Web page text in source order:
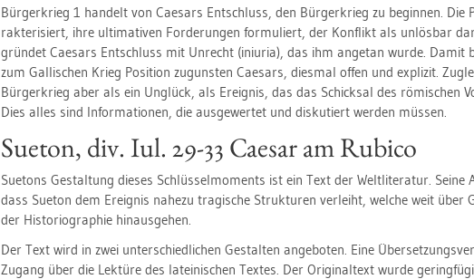
Bür­ger­krieg 1 han­delt von Cae­sars Ent­schluss, den Bür­ger­krieg zu be­gin­nen. Die
rak­te­ri­siert, ihre ul­ti­ma­ti­ven For­de­run­gen for­mu­liert, der Kon­flikt als un­lös­bar
grün­det Cae­sars Ent­schluss mit Un­recht (ini­uria), das ihm an­ge­tan wurde. Damit
zum Gal­li­schen Krieg Po­si­ti­on zu­guns­ten Cae­sars, dies­mal offen und ex­pli­zit.
Bür­ger­krieg aber als ein Un­glück, als Er­eig­nis, das das Schick­sal des rö­mi­schen
Dies alles sind In­for­ma­tio­nen, die aus­ge­wer­tet und dis­ku­tiert wer­den müs­sen.
Sue­ton, div. Iul. 29-33 Cae­sar am Ru­bi­co
Sue­tons Ge­stal­tung die­ses Schlüs­sel­mo­ments ist ein Text der Welt­li­te­ra­tur. Seine
dass Sue­ton dem Er­eig­nis na­he­zu tra­gi­sche Struk­tu­ren ver­leiht, wel­che weit über
der His­to­rio­gra­phie hin­aus­ge­hen.
Der Text wird in zwei un­ter­schied­li­chen Ge­stal­ten an­ge­bo­ten. Eine
Zu­gang über die Lek­tü­re des la­tei­ni­schen Tex­tes. Der Ori­gi­nal­text wurde